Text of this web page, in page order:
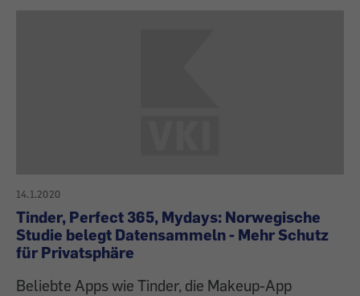
14.1.2020
Tinder, Perfect 365, Mydays: Norwegische
Studie belegt Datensammeln - Mehr Schutz
für Privatsphäre
Beliebte Apps wie Tinder, die Makeup-App